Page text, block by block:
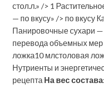
стол.л.» /> 1
— по вкусу» /> по вкусу
Панировочные сухари —
перевода объемных
ложка10 млстоловая
Нутриенты и
рецепта На вес